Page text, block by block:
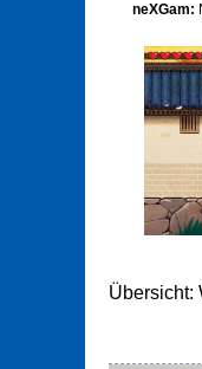
neXGam:
Übersicht: